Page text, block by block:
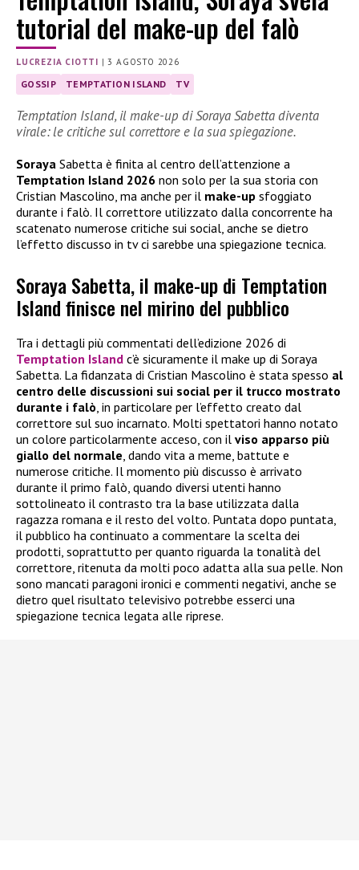
tutorial del make-up del falò
LUCREZIA CIOTTI |3 AGOSTO 2026
GOSSIP TEMPTATION ISLAND TV
Temptation Island, il make-up di Soraya Sabetta diventa
virale: le critiche sul correttore e la sua spiegazione.
Soraya Sabetta è finita al centro dell’attenzione a
Temptation Island 2026 non solo per la sua storia con
Cristian Mascolino, ma anche per il make-up sfoggiato
durante i falò. Il correttore utilizzato dalla concorrente ha
scatenato numerose critiche sui social, anche se dietro
l’effetto discusso in tv ci sarebbe una spiegazione tecnica.
Soraya Sabetta, il make-up di Temptation
Island finisce nel mirino del pubblico
Tra i dettagli più commentati dell’edizione 2026 di
Temptation Island c’è sicuramente il make up di Soraya
Sabetta. La fidanzata di Cristian Mascolino è stata spesso al
centro delle discussioni sui social per il trucco mostrato
durante i falò , in particolare per l’effetto creato dal
correttore sul suo incarnato. Molti spettatori hanno notato
un colore particolarmente acceso, con il viso apparso più
giallo del normale , dando vita a meme, battute e
numerose critiche. Il momento più discusso è arrivato
durante il primo falò, quando diversi utenti hanno
sottolineato il contrasto tra la base utilizzata dalla
ragazza romana e il resto del volto. Puntata dopo puntata,
il pubblico ha continuato a commentare la scelta dei
prodotti, soprattutto per quanto riguarda la tonalità del
correttore, ritenuta da molti poco adatta alla sua pelle. Non
sono mancati paragoni ironici e commenti negativi, anche se
dietro quel risultato televisivo potrebbe esserci una
spiegazione tecnica legata alle riprese.